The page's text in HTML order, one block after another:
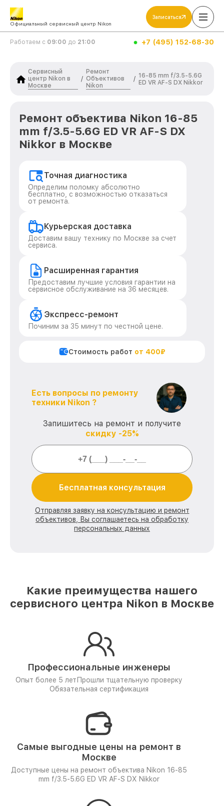
Официальный сервисный центр Nikon
Записаться
Работаем с 09:00 до 21:00 +7 (495) 152-68-30
Сервисный
центр Nikon в
Москве
/
Ремонт
Объективов
Nikon
/ 16-85 mm f/3.5-5.6G
ED VR AF-S DX Nikkor
Ремонт объектива Nikon 16-85
mm f/3.5-5.6G ED VR AF-S DX
Nikkor в Москве
Точная диагностика
Определим поломку абсолютно
бесплатно, с возможностью отказаться
от ремонта.
Курьерская доставка
Доставим вашу технику по Москве за счет
сервиса.
Расширенная гарантия
Предоставим лучшие условия гарантии на
сервисное обслуживание на 36 месяцев.
Экспресс-ремонт
Починим за 35 минут по честной цене.
Стоимость работ от 400₽
Есть вопросы по ремонту
техники Nikon ?
Запишитесь на ремонт и получите
скидку -25%
Бесплатная консультация
Отправляя заявку на консультацию и ремонт
объективов, Вы соглашаетесь на обработку
персональных данных
Какие преимущества нашего
сервисного центра Nikon в Москве
Профессиональные инженеры
Опыт более 5 лет Прошли тщательную проверку
Обязательная сертификация
Самые выгодные цены на ремонт в
Москве
Доступные цены на ремонт объектива Nikon 16-85
mm f/3.5-5.6G ED VR AF-S DX Nikkor